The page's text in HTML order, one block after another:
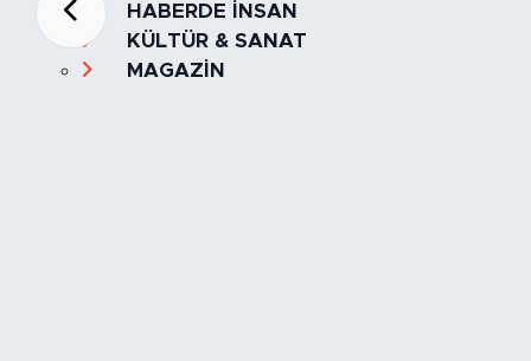
HABERDE İNSAN
KÜLTÜR & SANAT
MAGAZİN